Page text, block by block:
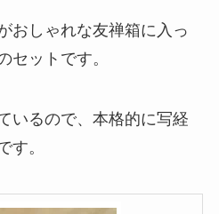
おしゃれな友禅箱に入っ
セットです。
いるので、本格的に写経
す。